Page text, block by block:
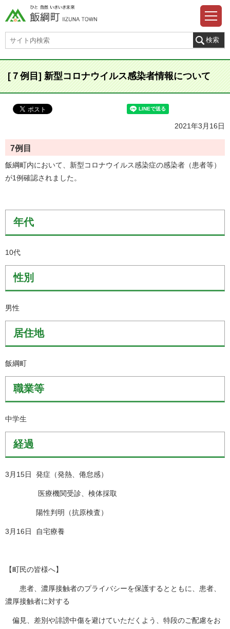
[７例目] 新型コロナウイルス感染者情報について
2021年3月16日
7例目
飯綱町内において、新型コロナウイルス感染症の感染者（患者等）
が1例確認されました。
年代
10代
性別
男性
居住地
飯綱町
職業等
中学生
経過
3月15日 発症（発熱、倦怠感）
医療機関受診、検体採取
陽性判明（抗原検査）
3月16日 自宅療養
【町民の皆様へ】
患者、濃厚接触者のプライバシーを保護するとともに、患者、
濃厚接触者に対する
偏見、差別や誹謗中傷を避けていただくよう、特段のご配慮をお